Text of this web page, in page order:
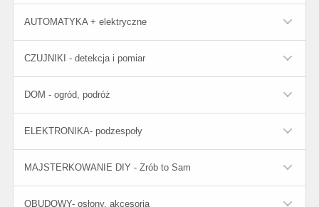
AUTOMATYKA + elektryczne
CZUJNIKI - detekcja i pomiar
DOM - ogród, podróż
ELEKTRONIKA- podzespoły
MAJSTERKOWANIE DIY - Zrób to Sam
OBUDOWY- osłony, akcesoria